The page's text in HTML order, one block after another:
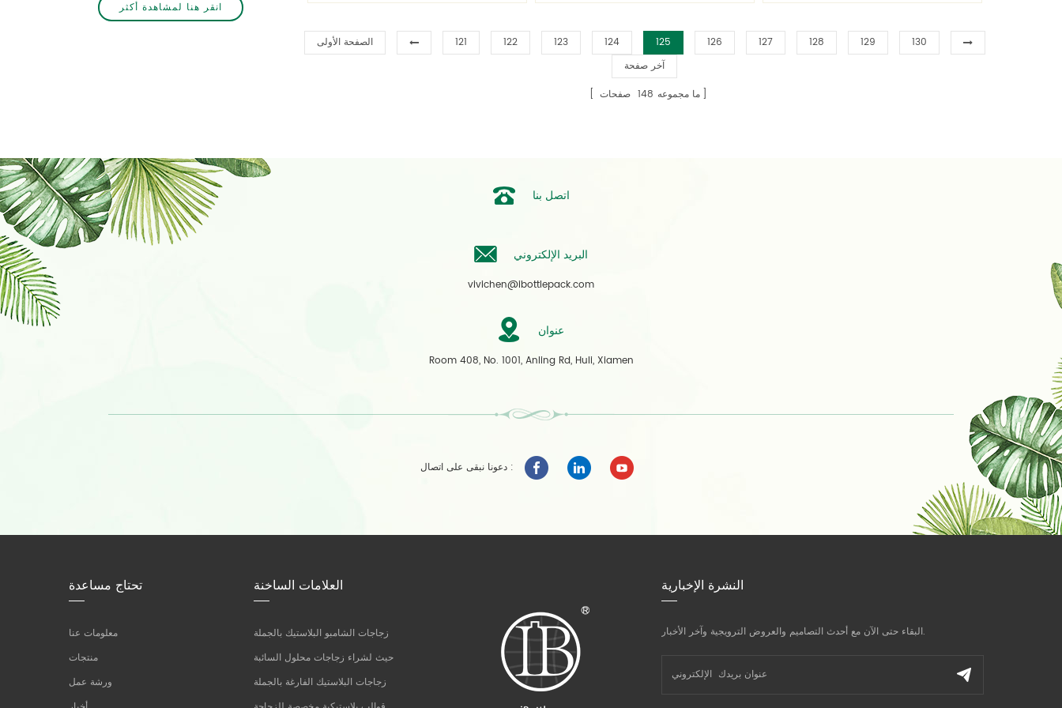
للحصول على زجاجة مجانية صب!10
للحصول على زجاجة مجانية صب!10
الصفحة الأولى 121 122 123 124 125 126 127 128 129
130
آخر صفحة
ما مجموعه 148 صفحات
لا تتردد في الاتصال بنا اذا كانت مهتمة.
انقر هنا لمشاهدة أكثر
اتصل بنا
البريد الإلكتروني
vivichen@ibottlepack.com
عنوان
Room 408, No. 1001, Anling Rd, Huli, Xiamen
دعونا نبقى على اتصال :
تحتاج مساعدة
معلومات عنا
منتجات
ورشة عمل
العلامات الساخنة
زجاجات الشامبو البلاستيك بالجملة
حيث لشراء زجاجات محلول السائبة
زجاجات البلاستيك الفارغة بالجملة
النشرة الإخبارية
البقاء حتى الآن مع أحدث التصاميم والعروض الترويجية وآخر الأخبار.